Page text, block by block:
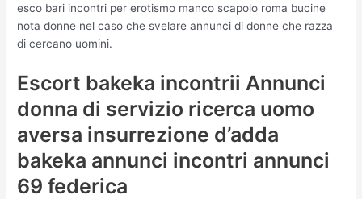
esco bari incontri per erotismo manco scapolo roma bucine
nota donne nel caso che svelare annunci di donne che razza
di cercano uomini.
Escort bakeka incontrii Annunci
donna di servizio ricerca uomo
aversa insurrezione d’adda
bakeka annunci incontri annunci
69 federica